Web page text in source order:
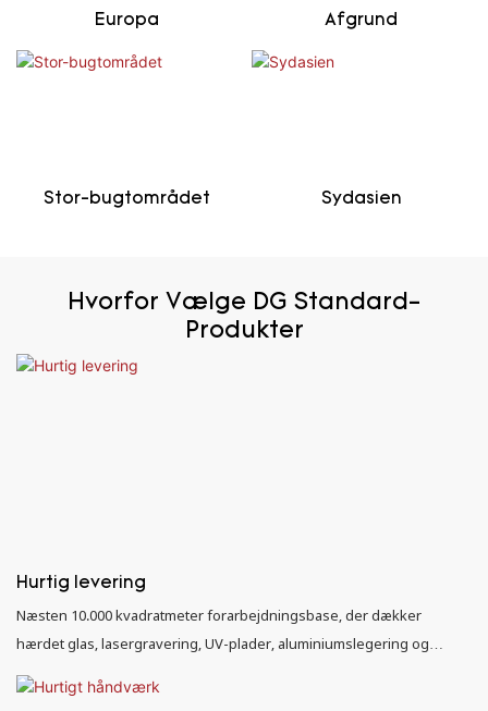
Europa Afgrund
Stor-bugtområdet Sydasien
Hvorfor Vælge DG Standard-
Produkter
Hurtig levering
Næsten 10.000 kvadratmeter forarbejdningsbase, der dækker
hærdet glas, lasergravering, UV-plader, aluminiumslegering og
hardware.